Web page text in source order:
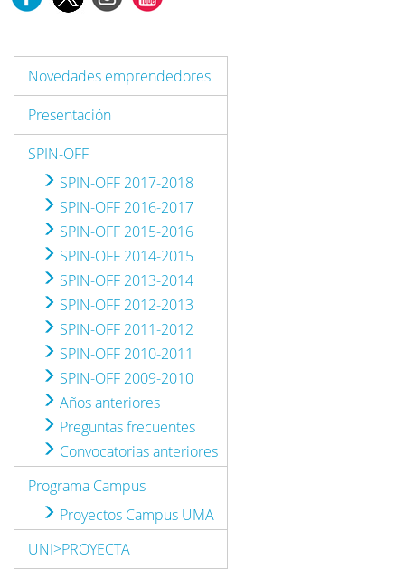
Novedades emprendedores
Presentación
SPIN-OFF
SPIN-OFF 2017-2018
SPIN-OFF 2016-2017
SPIN-OFF 2015-2016
SPIN-OFF 2014-2015
SPIN-OFF 2013-2014
SPIN-OFF 2012-2013
SPIN-OFF 2011-2012
SPIN-OFF 2010-2011
SPIN-OFF 2009-2010
Años anteriores
Preguntas frecuentes
Convocatorias anteriores
Programa Campus
Proyectos Campus UMA
UNI>PROYECTA